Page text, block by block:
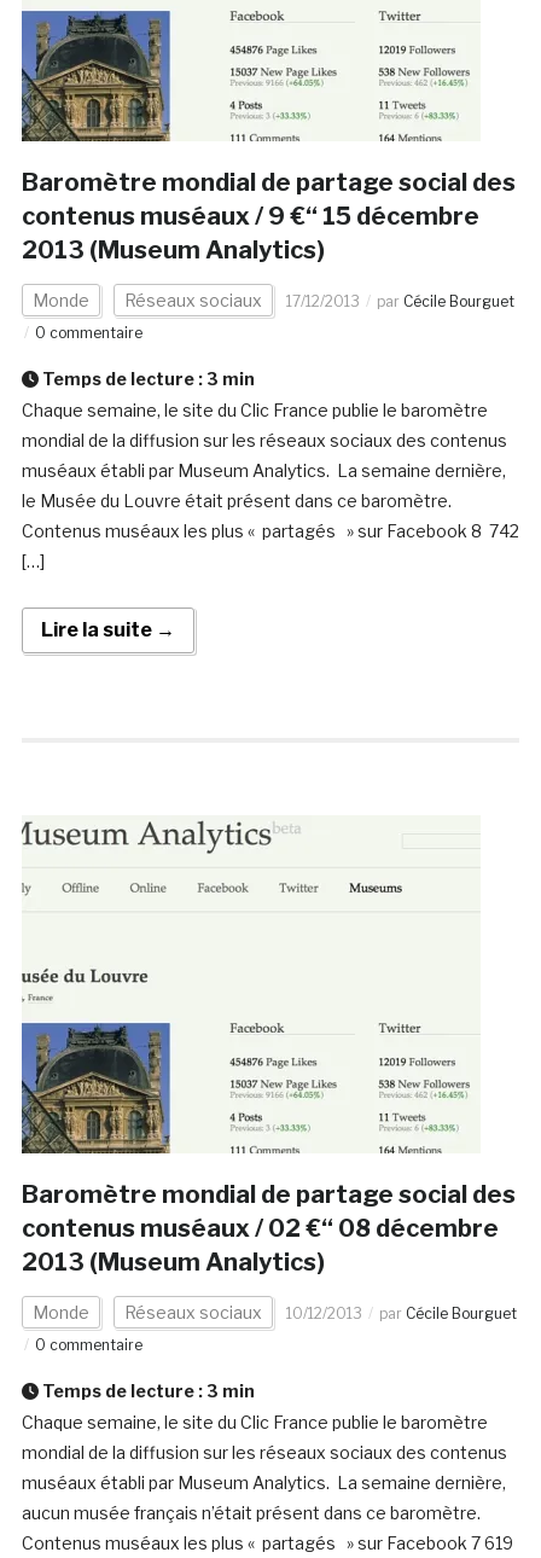
Baromètre mondial de partage social des
contenus muséaux / 9 €“ 15 décembre
2013 (Museum Analytics)
Monde Réseaux sociaux 17/12/2013 par Cécile Bourguet
0 commentaire
Temps de lecture : 3 min
Chaque semaine, le site du Clic France publie le baromètre
mondial de la diffusion sur les réseaux sociaux des contenus
muséaux établi par Museum Analytics. La semaine dernière,
le Musée du Louvre était présent dans ce baromètre.
Contenus muséaux les plus « partagés » sur Facebook 8 742
[…]
Lire la suite →
Baromètre mondial de partage social des
contenus muséaux / 02 €“ 08 décembre
2013 (Museum Analytics)
Monde Réseaux sociaux 10/12/2013 par Cécile Bourguet
0 commentaire
Temps de lecture : 3 min
Chaque semaine, le site du Clic France publie le baromètre
mondial de la diffusion sur les réseaux sociaux des contenus
muséaux établi par Museum Analytics. La semaine dernière,
aucun musée français n’était présent dans ce baromètre.
Contenus muséaux les plus « partagés » sur Facebook 7 619